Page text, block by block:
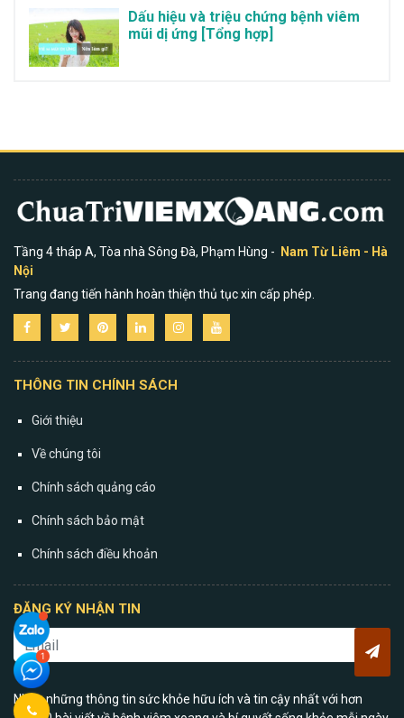
Dấu hiệu và triệu chứng bệnh viêm
mũi dị ứng [Tổng hợp]
Tầng 4 tháp A, Tòa nhà Sông Đà, Phạm Hùng -
Nam Từ Liêm - Hà
Nội
Trang đang tiến hành hoàn thiện thủ tục xin cấp phép.
THÔNG TIN CHÍNH SÁCH
Giới thiệu
Về chúng tôi
Chính sách quảng cáo
Chính sách bảo mật
Chính sách điều khoản
ĐĂNG KÝ NHẬN TIN
Nhận những thông tin sức khỏe hữu ích và tin cậy nhất với hơn